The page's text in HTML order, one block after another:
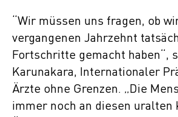
“Wir müssen uns fragen, ob
vergangenen Jahrzehnt
Fortschritte gemacht haben“,
Karunakara, Internationaler
Ärzte ohne Grenzen. „Die
immer noch an diesen uralten